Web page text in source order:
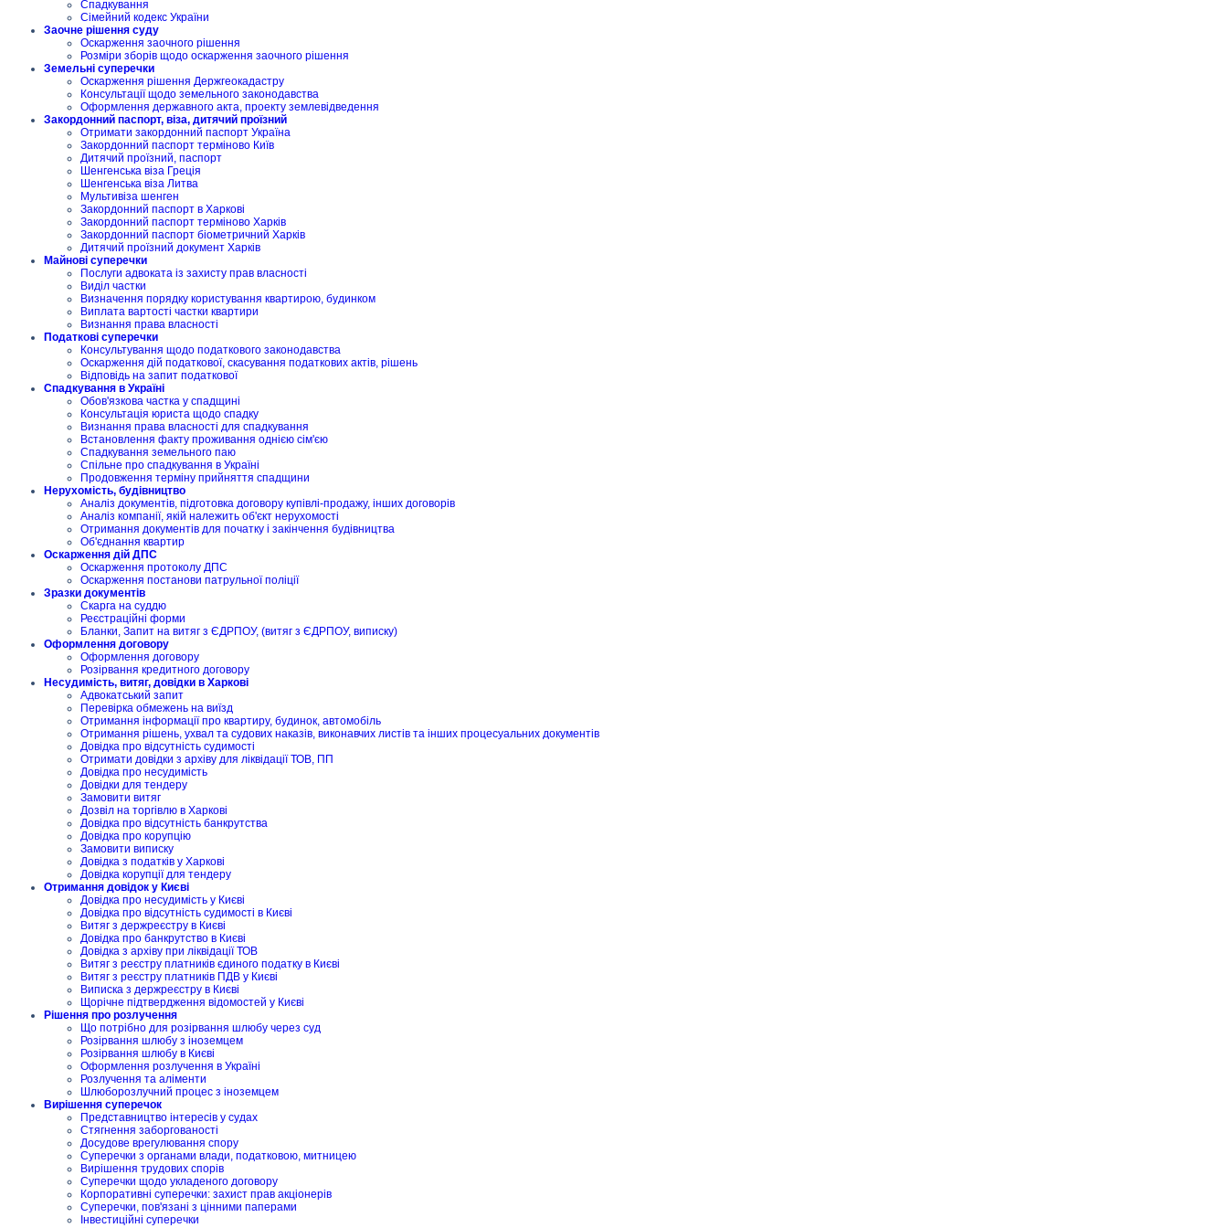
Спадкування
Сімейний кодекс України
Заочне рішення суду
Оскарження заочного рішення
Розміри зборів щодо оскарження заочного рішення
Земельні суперечки
Оскарження рішення Держгеокадастру
Консультації щодо земельного законодавства
Оформлення державного акта, проекту землевідведення
Закордонний паспорт, віза, дитячий проїзний
Отримати закордонний паспорт Україна
Закордонний паспорт терміново Київ
Дитячий проїзний, паспорт
Шенгенська віза Греція
Шенгенська віза Литва
Мультивіза шенген
Закордонний паспорт в Харкові
Закордонний паспорт терміново Харків
Закордонний паспорт біометричний Харків
Дитячий проїзний документ Харків
Майнові суперечки
Послуги адвоката із захисту прав власності
Виділ частки
Визначення порядку користування квартирою, будинком
Виплата вартості частки квартири
Визнання права власності
Податкові суперечки
Консультування щодо податкового законодавства
Оскарження дій податкової, скасування податкових актів, рішень
Відповідь на запит податкової
Спадкування в Україні
Обов'язкова частка у спадщині
Консультація юриста щодо спадку
Визнання права власності для спадкування
Встановлення факту проживання однією сім'єю
Спадкування земельного паю
Спільне про спадкування в Україні
Продовження терміну прийняття спадщини
Нерухомість, будівництво
Аналіз документів, підготовка договору купівлі-продажу, інших договорів
Аналіз компанії, якій належить об'єкт нерухомості
Отримання документів для початку і закінчення будівництва
Об'єднання квартир
Оскарження дій ДПС
Оскарження протоколу ДПС
Оскарження постанови патрульної поліції
Зразки документів
Скарга на суддю
Реєстраційні форми
Бланки, Запит на витяг з ЄДРПОУ, (витяг з ЄДРПОУ, виписку)
Оформлення договору
Оформлення договору
Розірвання кредитного договору
Несудимість, витяг, довідки в Харкові
Адвокатський запит
Перевірка обмежень на виїзд
Отримання інформації про квартиру, будинок, автомобіль
Отримання рішень, ухвал та судових наказів, виконавчих листів та інших процесуальних документів
Довідка про відсутність судимості
Отримати довідки з архіву для ліквідації ТОВ, ПП
Довідка про несудимість
Довідки для тендеру
Замовити витяг
Дозвіл на торгівлю в Харкові
Довідка про відсутність банкрутства
Довідка про корупцію
Замовити виписку
Довідка з податків у Харкові
Довідка корупції для тендеру
Отримання довідок у Києві
Довідка про несудимість у Києві
Довідка про відсутність судимості в Києві
Витяг з держреєстру в Києві
Довідка про банкрутство в Києві
Довідка з архіву при ліквідації ТОВ
Витяг з реєстру платників єдиного податку в Києві
Витяг з реєстру платників ПДВ у Києві
Виписка з держреєстру в Києві
Щорічне підтвердження відомостей у Києві
Рішення про розлучення
Що потрібно для розірвання шлюбу через суд
Розірвання шлюбу з іноземцем
Розірвання шлюбу в Києві
Оформлення розлучення в Україні
Розлучення та аліменти
Шлюборозлучний процес з іноземцем
Вирішення суперечок
Представництво інтересів у судах
Стягнення заборгованості
Досудове врегулювання спору
Суперечки з органами влади, податковою, митницею
Вирішення трудових спорів
Суперечки щодо укладеного договору
Корпоративні суперечки: захист прав акціонерів
Суперечки, пов'язані з цінними паперами
Інвестиційні суперечки